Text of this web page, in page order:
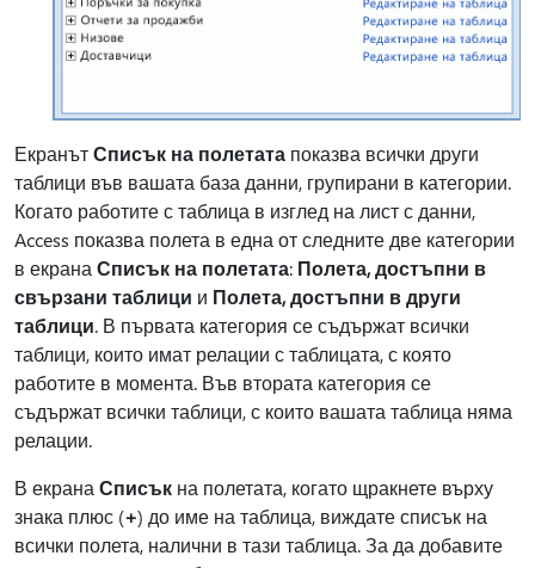
ЕкранътСписък на полетата показва всички други
таблици във вашата база данни, групирани в категории.
Когато работите с таблица в изглед на лист с данни,
Access показва полета в една от следните две категории
в екранаСписък на полетата: Полета, достъпни в
свързани таблици и Полета, достъпни в други
таблици. В първата категория се съдържат всички
таблици, които имат релации с таблицата, с която
работите в момента. Във втората категория се
съдържат всички таблици, с които вашата таблица няма
релации.
В екранаСписък на полетата, когато щракнете върху
знака плюс (+) до име на таблица, виждате списък на
всички полета, налични в тази таблица. За да добавите